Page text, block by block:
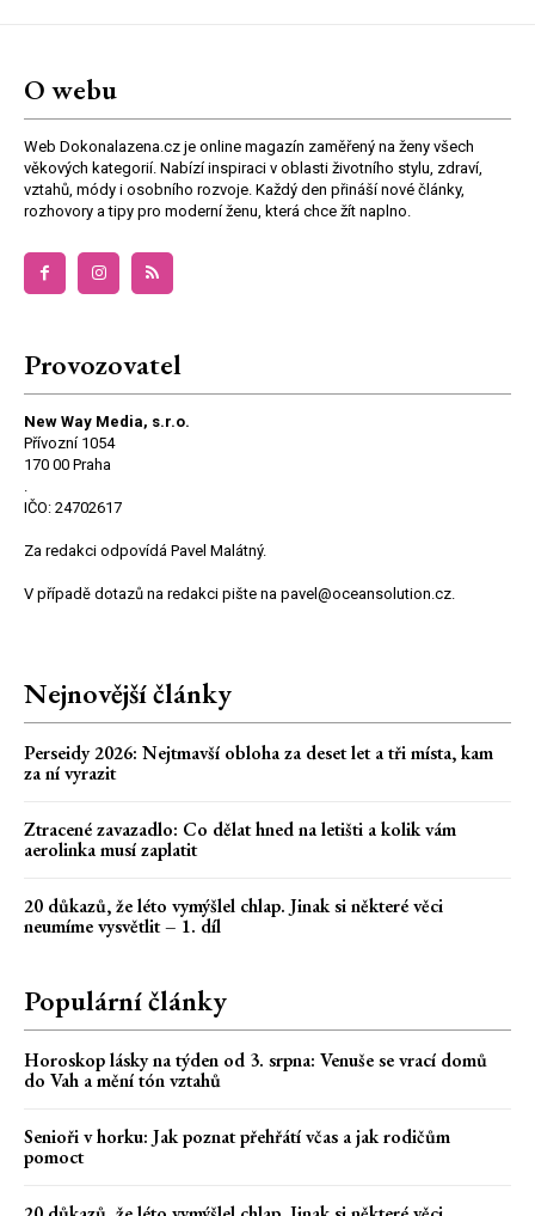
O webu
Web Dokonalazena.cz je online magazín zaměřený na ženy všech
věkových kategorií. Nabízí inspiraci v oblasti životního stylu, zdraví,
vztahů, módy i osobního rozvoje. Každý den přináší nové články,
rozhovory a tipy pro moderní ženu, která chce žít naplno.
Provozovatel
New Way Media, s.r.o.
Přívozní 1054
170 00 Praha
.
IČO: 24702617
Za redakci odpovídá Pavel Malátný.
V případě dotazů na redakci pište na pavel@oceansolution.cz.
Nejnovější články
Perseidy 2026: Nejtmavší obloha za deset let a tři místa, kam
za ní vyrazit
Ztracené zavazadlo: Co dělat hned na letišti a kolik vám
aerolinka musí zaplatit
20 důkazů, že léto vymýšlel chlap. Jinak si některé věci
neumíme vysvětlit – 1. díl
Populární články
Horoskop lásky na týden od 3. srpna: Venuše se vrací domů
do Vah a mění tón vztahů
Senioři v horku: Jak poznat přehřátí včas a jak rodičům
pomoct